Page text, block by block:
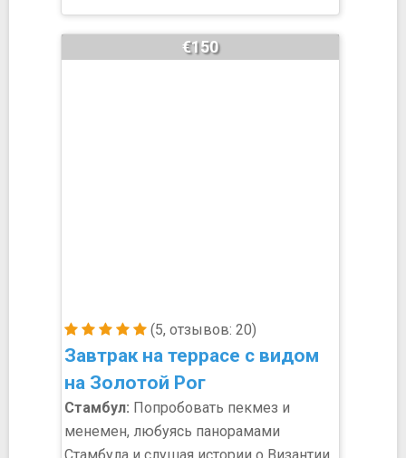
(5, отзывов: 20)
Завтрак на террасе с видом
на Золотой Рог
€150
Стамбул: Попробовать пекмез и
менемен, любуясь панорамами